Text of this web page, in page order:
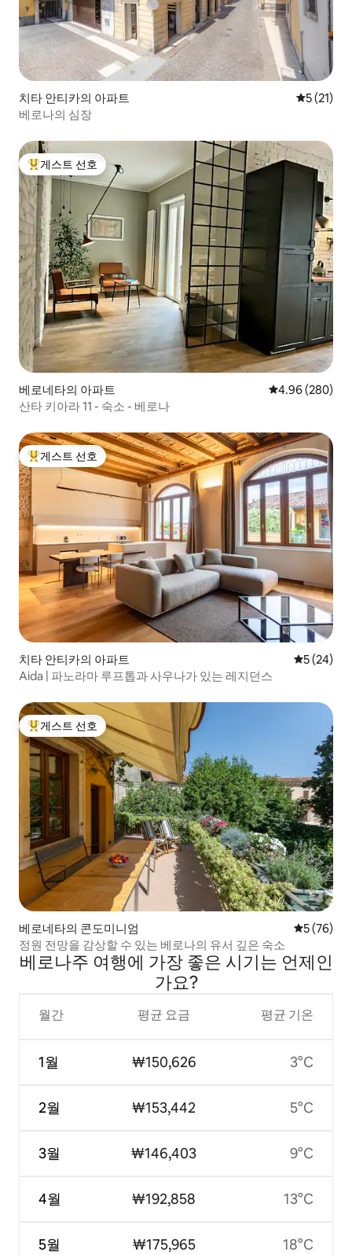
치타 안티카의 아파트 평점 5점
5 (21)
베로나의 심장
상위 게스트 선호
게스트 선호
베로네타의 아파트 평점 4.96점(5
4.96 (280)
산타 키아라 11 - 숙소 - 베로나
상위 게스트 선호
게스트 선호
치타 안티카의 아파트 평점 5점(5
5 (24)
Aida | 파노라마 루프톱과 사우나가 있는 레지던스
상위 게스트 선호
게스트 선호
베로네타의 콘도미니엄 평점 5점(5
5 (76)
정원 전망을 감상할 수 있는 베로나의 유서 깊은 숙소
베로나주 여행에 가장 좋은 시기는 언제인
가요?
월간
1월
2월
3월
4월
5월
평균 요금
₩150,626
₩153,442
₩146,403
₩192,858
₩175,965
평균 기온
3°C
5°C
9°C
13°C
18°C